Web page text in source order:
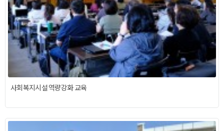
사회복지시설 역량강화 교육